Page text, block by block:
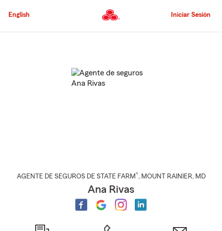
al
principal
English Iniciar Sesión
AGENTE DE SEGUROS DE STATE FARM®, MOUNT RAINIER, MD
Ana Rivas